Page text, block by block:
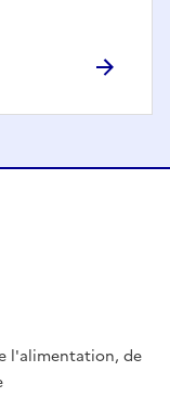
l'alimentation, de